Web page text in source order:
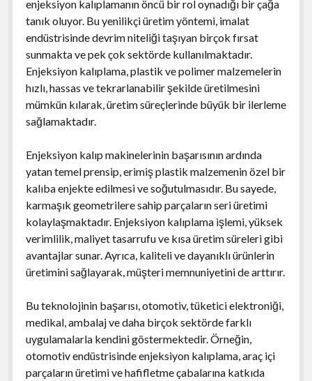
enjeksiyon kalıplamanın öncü bir rol oynadığı bir çağa
tanık oluyor. Bu yenilikçi üretim yöntemi, imalat
endüstrisinde devrim niteliği taşıyan birçok fırsat
sunmakta ve pek çok sektörde kullanılmaktadır.
Enjeksiyon kalıplama, plastik ve polimer malzemelerin
hızlı, hassas ve tekrarlanabilir şekilde üretilmesini
mümkün kılarak, üretim süreçlerinde büyük bir ilerleme
sağlamaktadır.
Enjeksiyon kalıp makinelerinin başarısının ardında
yatan temel prensip, erimiş plastik malzemenin özel bir
kalıba enjekte edilmesi ve soğutulmasıdır. Bu sayede,
karmaşık geometrilere sahip parçaların seri üretimi
kolaylaşmaktadır. Enjeksiyon kalıplama işlemi, yüksek
verimlilik, maliyet tasarrufu ve kısa üretim süreleri gibi
avantajlar sunar. Ayrıca, kaliteli ve dayanıklı ürünlerin
üretimini sağlayarak, müşteri memnuniyetini de arttırır.
Bu teknolojinin başarısı, otomotiv, tüketici elektroniği,
medikal, ambalaj ve daha birçok sektörde farklı
uygulamalarla kendini göstermektedir. Örneğin,
otomotiv endüstrisinde enjeksiyon kalıplama, araç içi
parçaların üretimi ve hafifletme çabalarına katkıda